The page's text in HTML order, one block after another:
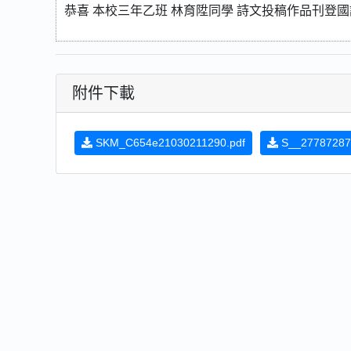
恭喜 本校三年乙班 林育陞同學 詩文投稿作品刊登
附件下載
SKM_C654e21030211290.pdf